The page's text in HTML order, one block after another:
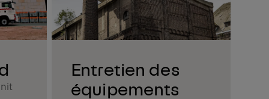
Entretien des
équipements